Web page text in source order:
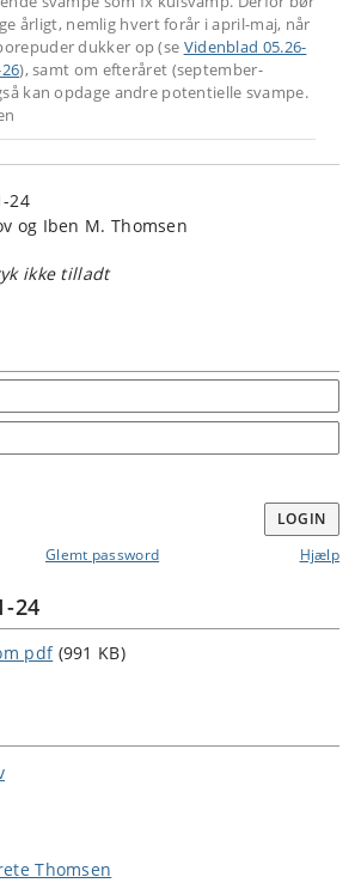
årligt, nemlig hvert forår i april-maj, når
dukker op (se Videnblad 05.26-
), samt om efteråret (september-
kan opdage andre potentielle svampe.
24
og Iben M. Thomsen
ikke tilladt
LOGIN
Glemt password Hjælp
24
pdf (991 KB)
Thomsen